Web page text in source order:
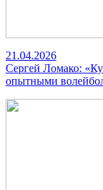
21.04.2026
Сергей Ломако:
опытными